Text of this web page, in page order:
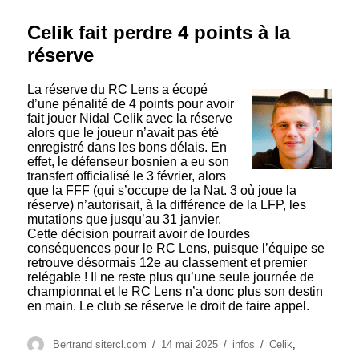
Celik fait perdre 4 points à la
réserve
La réserve du RC Lens a écopé
d’une pénalité de 4 points pour avoir
fait jouer Nidal Celik avec la réserve
alors que le joueur n’avait pas été
enregistré dans les bons délais. En
effet, le défenseur bosnien a eu son
transfert officialisé le 3 février, alors
que la FFF (qui s’occupe de la Nat. 3 où joue la
réserve) n’autorisait, à la différence de la LFP, les
mutations que jusqu’au 31 janvier.
Cette décision pourrait avoir de lourdes
conséquences pour le RC Lens, puisque l’équipe se
retrouve désormais 12e au classement et premier
relégable ! Il ne reste plus qu’une seule journée de
championnat et le RC Lens n’a donc plus son destin
en main. Le club se réserve le droit de faire appel.
Auteur
Bertrand sitercl.com
Publié
14 mai 2025 Catégories
infos Étiquettes
Celik,